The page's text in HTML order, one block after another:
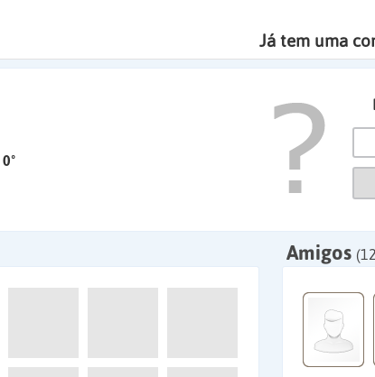
Já tem uma
0º
Amigos